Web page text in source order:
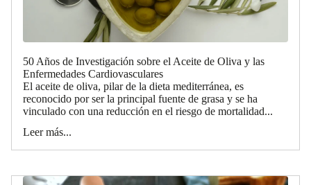
50 Años de Investigación sobre el Aceite de Oliva y las
Enfermedades Cardiovasculares
El aceite de oliva, pilar de la dieta mediterránea, es
reconocido por ser la principal fuente de grasa y se ha
vinculado con una reducción en el riesgo de mortalidad...
Leer más...